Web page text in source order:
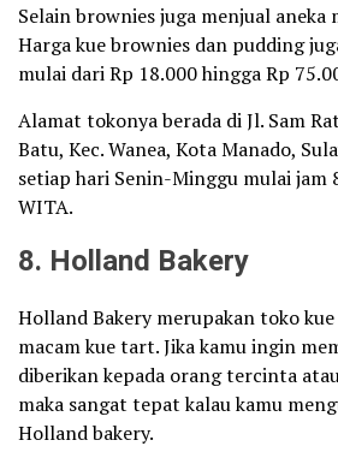
Selain brownies juga menjual aneka
Harga kue brownies dan pudding
mulai dari Rp 18.000 hingga Rp
Alamat tokonya berada di Jl. Sam
Batu, Kec. Wanea, Kota Manado,
setiap hari Senin-Minggu mulai jam
WITA.
8. Holland Bakery
Holland Bakery merupakan toko
macam kue tart. Jika kamu ingin
diberikan kepada orang tercinta
maka sangat tepat kalau kamu
Holland bakery.